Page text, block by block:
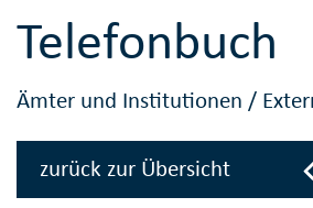
Telefonbuch
Ämter und Institutionen /
zurück zur Übersicht